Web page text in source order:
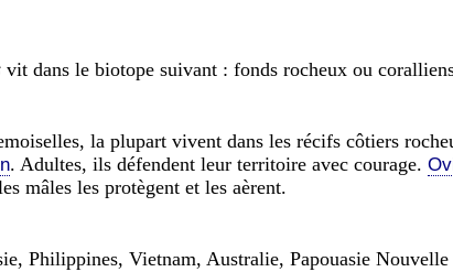
vit dans le biotope suivant : fonds rocheux ou
la plupart vivent dans les récifs côtiers
. Adultes, ils défendent leur territoire avec courage.
mâles les protègent et les aèrent.
Philippines, Vietnam, Australie, Papouasie